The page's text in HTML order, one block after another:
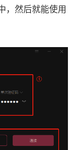
然后就能使用